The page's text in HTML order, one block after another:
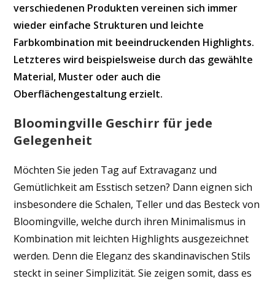
verschiedenen Produkten vereinen sich immer
wieder einfache Strukturen und leichte
Farbkombination mit beeindruckenden Highlights.
Letzteres wird beispielsweise durch das gewählte
Material, Muster oder auch die
Oberflächengestaltung erzielt.
Bloomingville Geschirr für jede
Gelegenheit
Möchten Sie jeden Tag auf Extravaganz und
Gemütlichkeit am Esstisch setzen? Dann eignen sich
insbesondere die Schalen, Teller und das Besteck von
Bloomingville, welche durch ihren Minimalismus in
Kombination mit leichten Highlights ausgezeichnet
werden. Denn die Eleganz des skandinavischen Stils
steckt in seiner Simplizität. Sie zeigen somit, dass es